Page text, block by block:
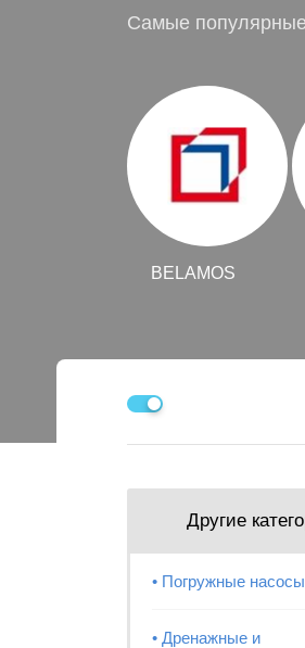
Самые
BELAMOS
Другие
• Погружные насосы
• Дренажные и